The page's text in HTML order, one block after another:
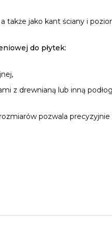
także jako kant ściany i
do płytek:
z drewnianą lub inną
pozwala